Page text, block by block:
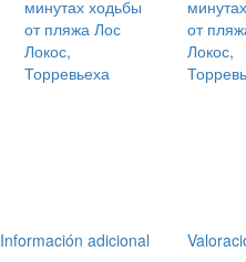
Información adicional